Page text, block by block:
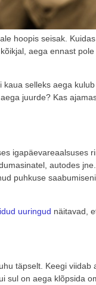
hoopis seisak.
aega ennast
selleks aega
juurde? Kas
igapäevareaalsuses
autodes
puhkuse
uuringud näitavad,
täpselt. Keegi viidab
sul on aega klõpsida